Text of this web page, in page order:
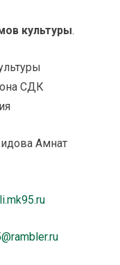
культуры.
СДК
Амнат